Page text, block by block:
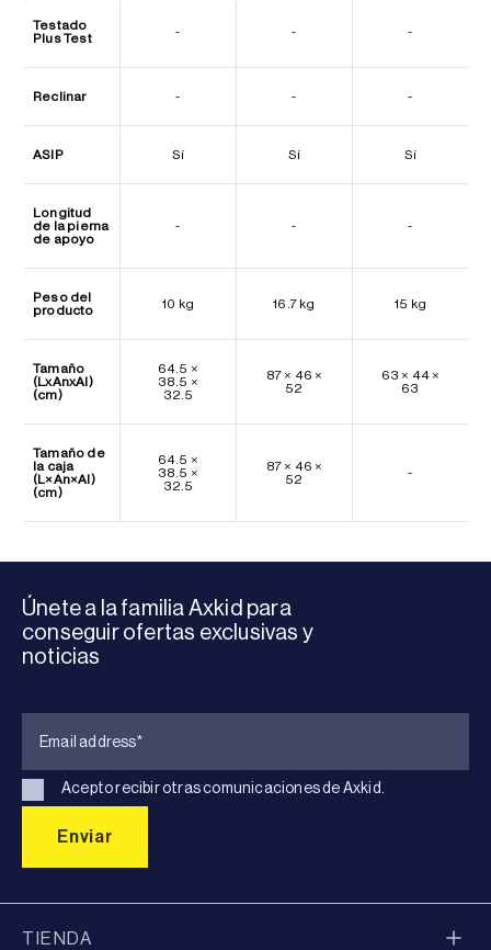
Testado
Plus Test
- - -
Reclinar - - -
ASIP Sí Sí Sí
Longitud
de la pierna
de apoyo
- - -
Peso del
producto
10 kg 16.7 kg 15 kg
Tamaño
(LxAnxAl)
(cm)
64.5 ×
38.5 ×
32.5
87 × 46 ×
52
63 × 44 ×
63
Tamaño de
la caja
(L×An×Al)
(cm)
64.5 ×
38.5 ×
32.5
87 × 46 ×
52
-
Únete a la familia Axkid para
conseguir ofertas exclusivas y
noticias
Acepto recibir otras comunicaciones de Axkid.
TIENDA